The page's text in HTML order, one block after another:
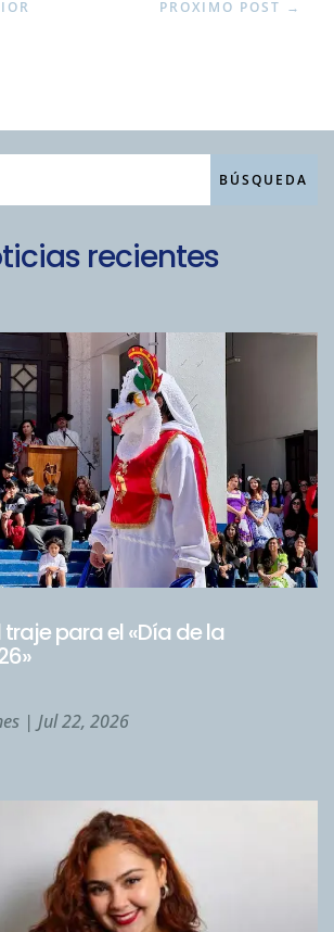
PROXIMO POST →
recientes
para el «Día de la
| Jul 22, 2026